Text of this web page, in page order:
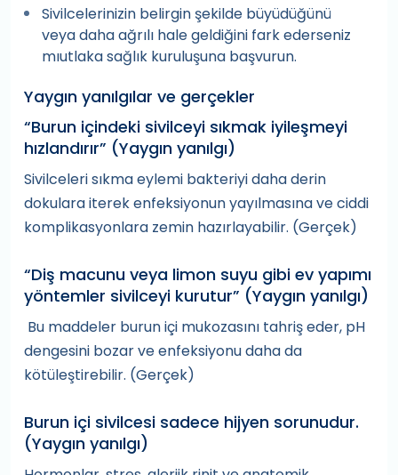
Sivilcelerinizin belirgin şekilde büyüdüğünü
veya daha ağrılı hale geldiğini fark ederseniz
mıutlaka sağlık kuruluşuna başvurun.
Yaygın yanılgılar ve gerçekler
“Burun içindeki sivilceyi sıkmak iyileşmeyi
hızlandırır” (Yaygın yanılgı)
Sivilceleri sıkma eylemi bakteriyi daha derin
dokulara iterek enfeksiyonun yayılmasına ve ciddi
komplikasyonlara zemin hazırlayabilir. (Gerçek)
“Diş macunu veya limon suyu gibi ev yapımı
yöntemler sivilceyi kurutur” (Yaygın yanılgı)
Bu maddeler burun içi mukozasını tahriş eder, pH
dengesini bozar ve enfeksiyonu daha da
kötüleştirebilir. (Gerçek)
Burun içi sivilcesi sadece hijyen sorunudur.
(Yaygın yanılgı)